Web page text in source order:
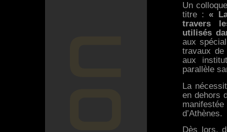
Un
titre :«
travers
utilisés
aux
travaux
aux
parallèle
La
en dehors
d’Athènes.
Dès lors,